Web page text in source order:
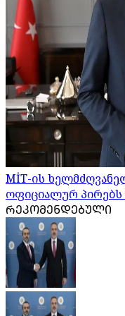
MİT-ის
ოფიციალურ პირებს
ᲠᲔᲙᲝᲛᲔᲜᲓᲔᲑᲣᲚᲘ